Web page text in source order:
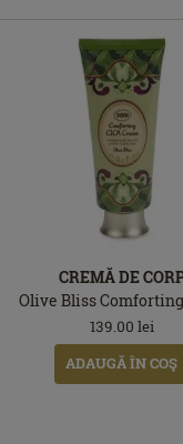
CREMĂ DE
Olive Bliss
139.00 lei
ADAUGĂ ÎN COŞ